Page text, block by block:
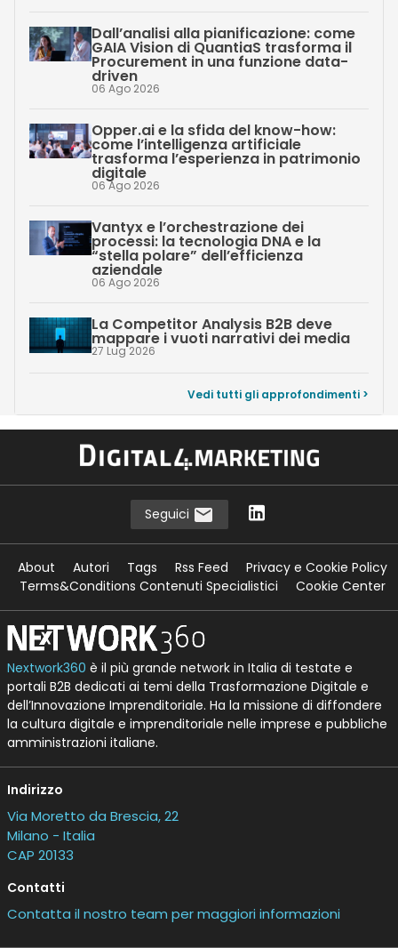
Dall’analisi alla pianificazione: come
GAIA Vision di QuantiaS trasforma il
Procurement in una funzione data-
driven
06 Ago 2026
Opper.ai e la sfida del know-how:
come l’intelligenza artificiale
trasforma l’esperienza in patrimonio
digitale
06 Ago 2026
Vantyx e l’orchestrazione dei
processi: la tecnologia DNA e la
“stella polare” dell’efficienza
aziendale
06 Ago 2026
La Competitor Analysis B2B deve
mappare i vuoti narrativi dei media
27 Lug 2026
Vedi tutti gli approfondimenti >
Seguici
About Autori Tags Rss Feed
Privacy e Cookie Policy
Terms&Conditions Contenuti Specialistici
Cookie Center
Nextwork360 è il più grande network in Italia di testate e
portali B2B dedicati ai temi della Trasformazione Digitale e
dell’Innovazione Imprenditoriale. Ha la missione di diffondere
la cultura digitale e imprenditoriale nelle imprese e pubbliche
amministrazioni italiane.
Indirizzo
Via Moretto da Brescia, 22
Milano - Italia
CAP 20133
Contatti
Contatta il nostro team per maggiori informazioni